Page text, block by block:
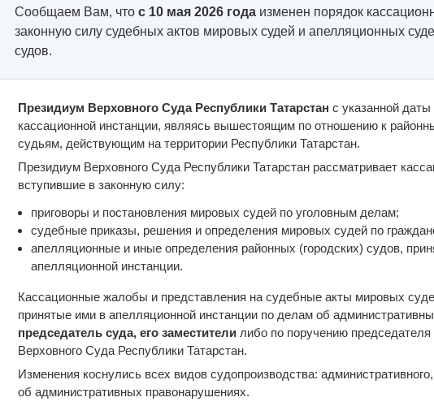
Сообщаем Вам, что с 10 мая 2026 годаизменен порядок
законную силу судебных актов мировых судей и апелляционных
судов.
Президиум Верховного Суда Республики Татарстан с указанной
кассационной инстанции, являясь вышестоящим по отношению к
судьям, действующим на территории Республики Татарстан.
Президиум Верховного Суда Республики Татарстан рассматривает
вступившие в законную силу:
приговоры и постановления мировых судей по уголовным делам;
судебные приказы, решения и определения мировых судей по
апелляционные и иные определения районных (городских) судов,
апелляционной инстанции.
Кассационные жалобы и представления на судебные акты мировых
принятые ими в апелляционной инстанции по делам об
председатель суда, его заместителилибо по поручению
Верховного Суда Республики Татарстан.
Изменения коснулись всех видов судопроизводства:
об административных правонарушениях.